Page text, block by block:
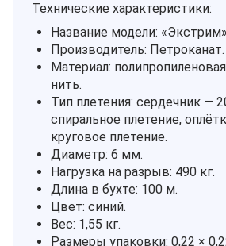
Технические характеристики:
Название модели:
Производитель: Петроканат.
Материал:
нить.
Тип плетения: сердечник —
спиральное плетение,
круговое плетение.
Диаметр: 6 мм.
Нагрузка на разрыв: 490 кг.
Длина в бухте: 100 м.
Цвет: синий.
Вес: 1,55 кг.
Размеры упаковки: 0,22 ×